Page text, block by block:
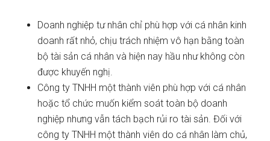
Doanh nghiệp tư nhân chỉ phù hợp với cá nhân kinh
doanh rất nhỏ, chịu trách nhiệm vô hạn bằng toàn
bộ tài sản cá nhân và hiện nay hầu như không còn
được khuyến nghị.
Công ty TNHH một thành viên phù hợp với cá nhân
hoặc tổ chức muốn kiểm soát toàn bộ doanh
nghiệp nhưng vẫn tách bạch rủi ro tài sản. Đối với
công ty TNHH một thành viên do cá nhân làm chủ,